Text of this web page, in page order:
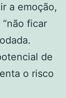
a emoção,
ficar
de
o risco